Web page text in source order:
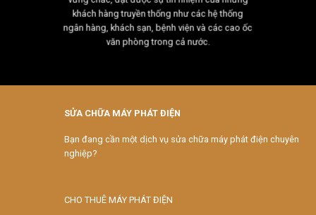
khách hàng truyền thống như các hệ thống
ngân hàng, khách sạn, bệnh viện và các cao ốc
văn phòng trong cả nước.
SỬA CHỮA MÁY PHÁT ĐIỆN
Bạn đang cần một dịch vụ sửa chữa máy phát điện chuyên
nghiệp?
CHO THUÊ MÁY PHÁT ĐIỆN